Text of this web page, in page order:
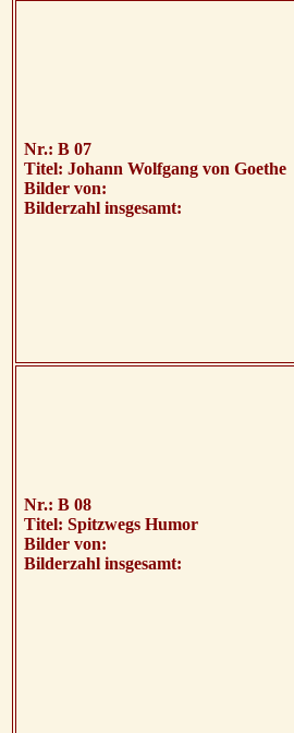
Nr.: B 07
Titel: Johann Wolfgang von Goethe
Bilder von:
Bilderzahl insgesamt:
Nr.: B 08
Titel: Spitzwegs Humor
Bilder von:
Bilderzahl insgesamt: